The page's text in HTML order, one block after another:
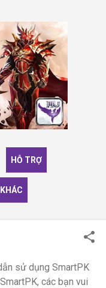
HỖ TRỢ
sử dụng SmartPK
các bạn vui